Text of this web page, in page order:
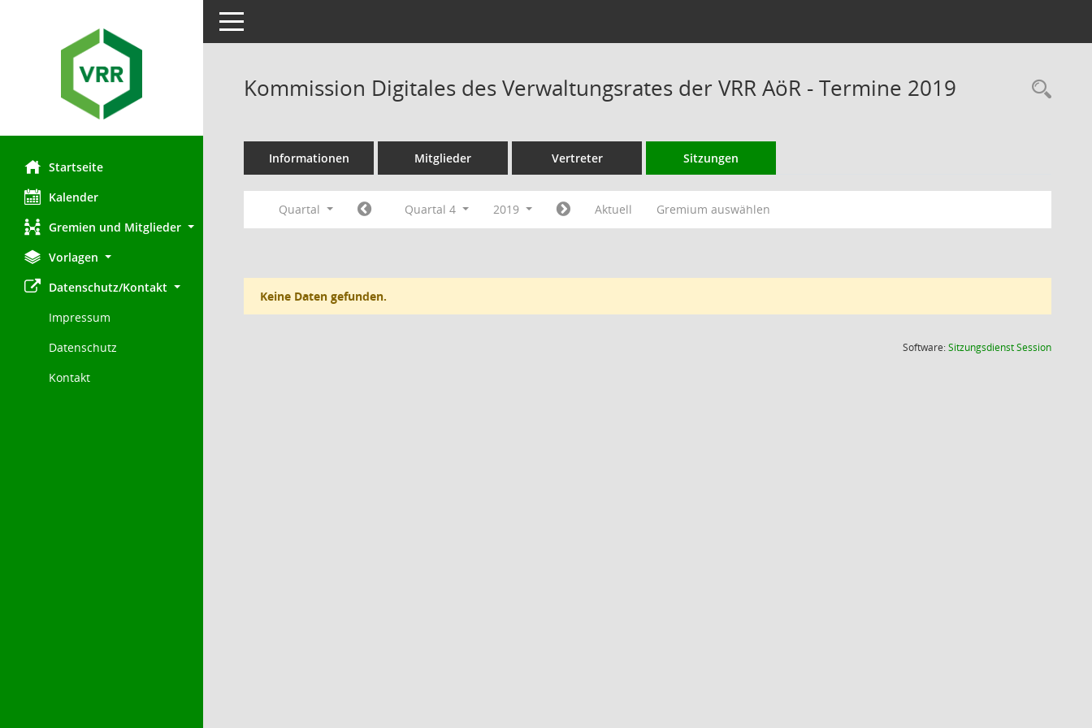
Startseite
Kalender
Gremien und Mitglieder
Vorlagen
Datenschutz/Kontakt
Impressum
Datenschutz
Kontakt
Toggle navigation
Kommission Digitales des Verwaltungsrates der VRR AöR - Termine 2019
Informationen Mitglieder Vertreter Sitzungen
Quartal Quartal 4 2019 Aktuell Gremium auswählen
Keine Daten gefunden.
Software:SitzungsdienstSession(Wird in